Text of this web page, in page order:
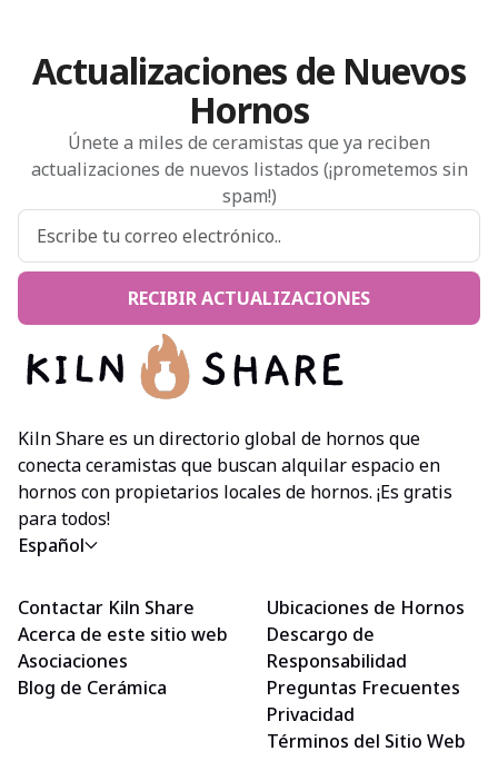
Actualizaciones de Nuevos
Hornos
Únete a miles de ceramistas que ya reciben
actualizaciones de nuevos listados (¡prometemos sin
spam!)
RECIBIR ACTUALIZACIONES
Kiln Share es un directorio global de hornos que
conecta ceramistas que buscan alquilar espacio en
hornos con propietarios locales de hornos. ¡Es gratis
para todos!
Español
Contactar Kiln Share
Acerca de este sitio web
Asociaciones
Blog de Cerámica
Ubicaciones de Hornos
Descargo de
Responsabilidad
Preguntas Frecuentes
Privacidad
Términos del Sitio Web